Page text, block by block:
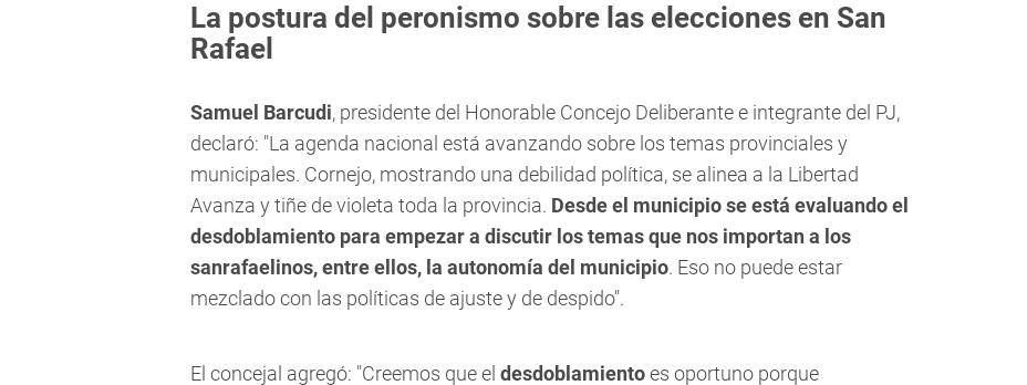
La postura del peronismo sobre las elecciones en San
Rafael
Samuel Barcudi, presidente del Honorable Concejo Deliberante e integrante del PJ,
declaró: "La agenda nacional está avanzando sobre los temas provinciales y
municipales. Cornejo, mostrando una debilidad política, se alinea a la Libertad
Avanza y tiñe de violeta toda la provincia. Desde el municipio se está evaluando el
desdoblamiento para empezar a discutir los temas que nos importan a los
sanrafaelinos, entre ellos, la autonomía del municipio. Eso no puede estar
mezclado con las políticas de ajuste y de despido".
El concejal agregó: "Creemos que el desdoblamientoes oportuno porque